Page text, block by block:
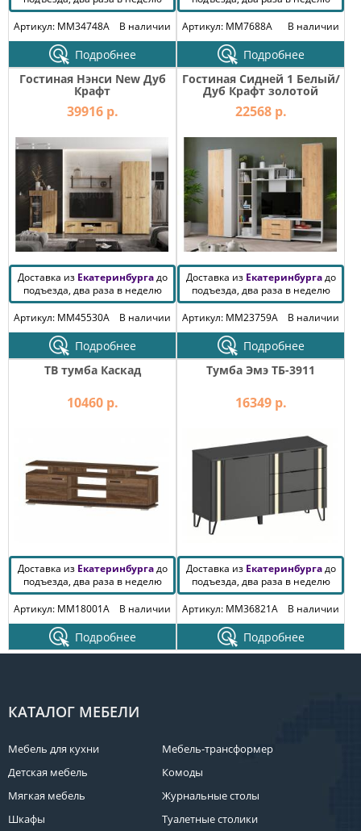
Артикул: MM34748A
В наличии
Подробнее
Артикул: MM7688A
В наличии
Подробнее
Гостиная Нэнси New Дуб
Крафт
39916 р.
Доставка из Екатеринбургадо
подъезда, два раза в неделю
Артикул: MM45530A
В наличии
Подробнее
Гостиная Сидней 1 Белый/
Дуб Крафт золотой
22568 р.
Доставка из Екатеринбургадо
подъезда, два раза в неделю
Артикул: MM23759A
В наличии
Подробнее
ТВ тумба Каскад
10460 р.
Доставка из Екатеринбургадо
подъезда, два раза в неделю
Артикул: MM18001A
В наличии
Подробнее
Тумба Эмэ ТБ-3911
16349 р.
Доставка из Екатеринбургадо
подъезда, два раза в неделю
Артикул: MM36821A
В наличии
Подробнее
КАТАЛОГ МЕБЕЛИ
Мебель для кухни
Детская мебель
Мягкая мебель
Шкафы
Мебель-трансформер
Комоды
Журнальные столы
Туалетные столики